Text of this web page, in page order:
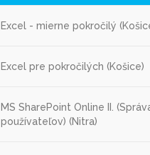
Excel - mierne pokročilý
Excel pre pokročilých (Košice)
MS SharePoint Online II.
používateľov) (Nitra)